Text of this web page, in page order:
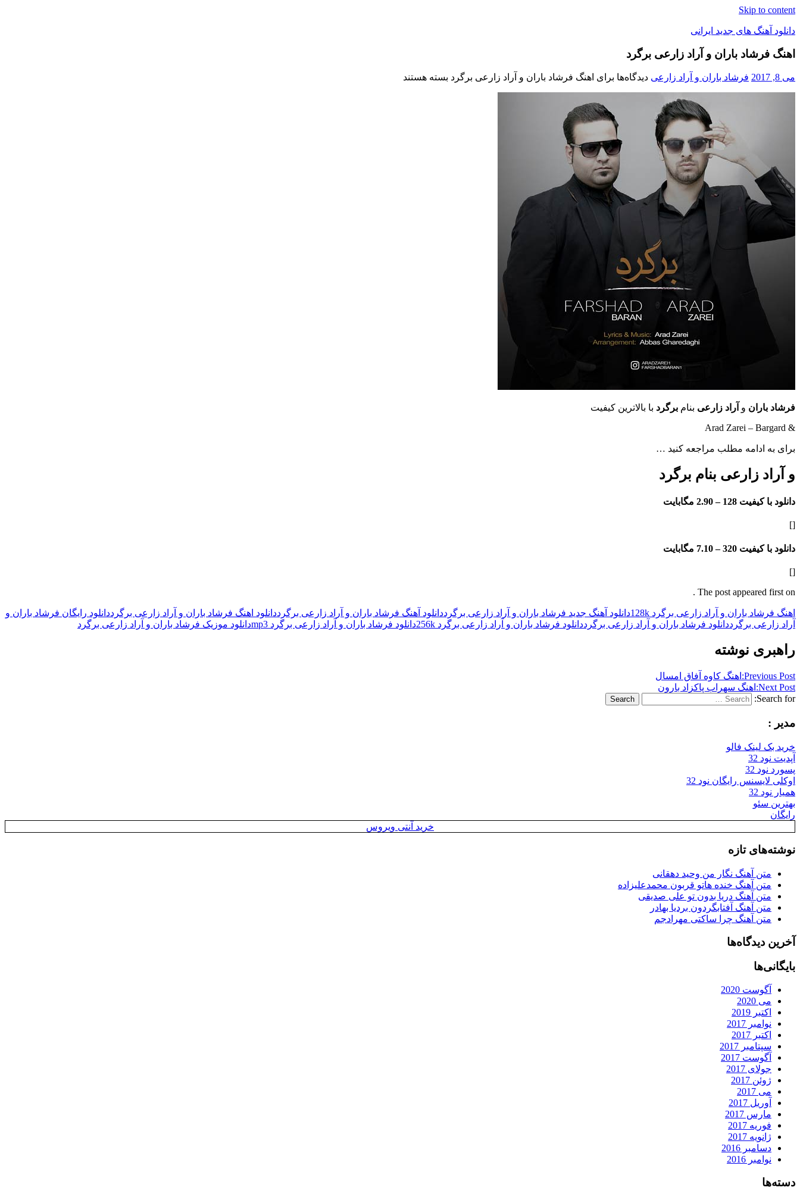
Skip to content
دانلود آهنگ های جدید ایرانی
دانلود
فول
آلبوم
موزیک
اهنگ فرشاد باران و آراد زارعی برگرد
می 8, 2017 فرشاد باران و آراد زارعی دیدگاه‌ها برای اهنگ فرشاد باران و آراد زارعی برگرد بسته هستند
فرشاد باران و آراد زارعی بنام برگرد با بالاترین کیفیت
& Arad Zarei – Bargard
برای به ادامه مطلب مراجعه کنید …
و آراد زارعی بنام برگرد
دانلود با کیفیت 128 – 2.90 مگابایت
[]
دانلود با کیفیت 320 – 7.10 مگابایت
[]
The post appeared first on .
اهنگ فرشاد باران و آراد زارعی برگرد 128k دانلود آهنگ جدید فرشاد باران و آراد زارعی برگرددانلود آهنگ فرشاد باران و آراد زارعی برگرددانلود اهنگ فرشاد باران و آراد زارعی برگرددانلود رایگان فرشاد باران و
آراد زارعی برگرددانلود فرشاد باران و آراد زارعی برگرددانلود فرشاد باران و آراد زارعی برگرد 256k دانلود فرشاد باران و آراد زارعی برگرد mp3 دانلود موزیک فرشاد باران و آراد زارعی برگرد
راهبری نوشته
Previous Post: اهنگ کاوه آفاق امسال
Next Post: اهنگ سهراب پاکزاد بارون
Search for:
Search
مدیر :
خرید بک لینک فالو
آپدیت نود 32
پسورد نود 32
اوکلی لایسنس رایگان نود 32
همیار نود 32
بهترین سئو
رایگان
خرید آنتی ویروس
نوشته‌های تازه
متن آهنگ نگار من وحید دهقانی
متن آهنگ خنده هاتو قربون محمدعلیزاده
متن آهنگ دریا بدون تو علی صدیقی
متن آهنگ آفتابگردون بردیا بهادر
متن آهنگ چرا ساکتی مهرادجم
آخرین دیدگاه‌ها
بایگانی‌ها
آگوست 2020
می 2020
اکتبر 2019
نوامبر 2017
اکتبر 2017
سپتامبر 2017
آگوست 2017
جولای 2017
ژوئن 2017
می 2017
آوریل 2017
مارس 2017
فوریه 2017
ژانویه 2017
دسامبر 2016
نوامبر 2016
دسته‌ها